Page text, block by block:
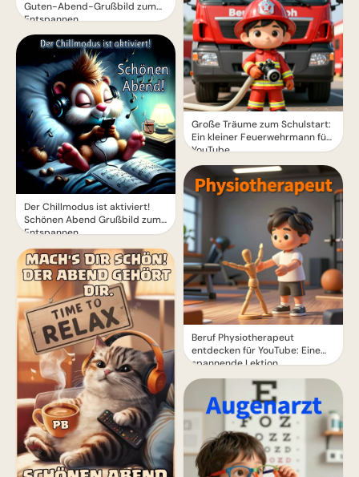
Guten-Abend-Grußbild zum
Entspannen
Der Chillmodus ist aktiviert!
Schönen Abend Grußbild zum
Entspannen
Große Träume zum Schulstart:
Ein kleiner Feuerwehrmann für
YouTube
Beruf Physiotherapeut
entdecken für YouTube: Eine
spannende Lektion